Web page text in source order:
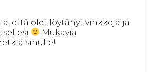
että olet löytänyt vinkkejä ja
Mukavia
sinulle!